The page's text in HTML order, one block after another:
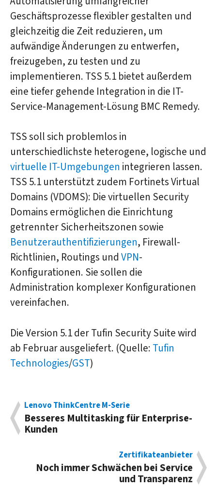
Geschäftsprozesse flexibler gestalten und
gleichzeitig die Zeit reduzieren, um
aufwändige Änderungen zu entwerfen,
freizugeben, zu testen und zu
implementieren. TSS 5.1 bietet außerdem
eine tiefer gehende Integration in die IT-
Service-Management-Lösung BMC Remedy.
TSS soll sich problemlos in
unterschiedlichste heterogene, logische und
virtuelle IT-Umgebungen integrieren lassen.
TSS 5.1 unterstützt zudem Fortinets Virtual
Domains (VDOMS): Die virtuellen Security
Domains ermöglichen die Einrichtung
getrennter Sicherheitszonen sowie
Benutzerauthentifizierungen, Firewall-
Richtlinien, Routings und VPN-
Konfigurationen. Sie sollen die
Administration komplexer Konfigurationen
vereinfachen.
Die Version 5.1 der Tufin Security Suite wird
ab Februar ausgeliefert. (Quelle: Tufin
Technologies/GST)
Lenovo ThinkCentre M-Serie
Besseres Multitasking für Enterprise-
Kunden
Zertifikateanbieter
Noch immer Schwächen bei Service
und Transparenz